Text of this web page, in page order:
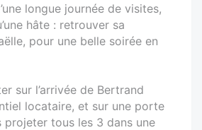
longue journée de visites,
hâte : retrouver sa
pour une belle soirée en
sur l’arrivée de Bertrand
locataire, et sur une porte
projeter tous les 3 dans une